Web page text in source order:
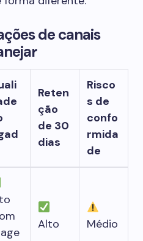
de canais
Reten
ção
de 30
dias
Risco
s de
confo
rmida
de
Alto Médio